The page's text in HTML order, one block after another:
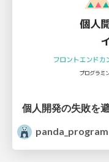
panda_program